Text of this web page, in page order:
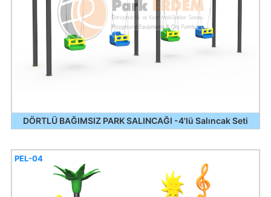
DÖRTLÜ BAĞIMSIZ PARK SALINCAĞI -4'lü Salıncak Seti
PEL-04